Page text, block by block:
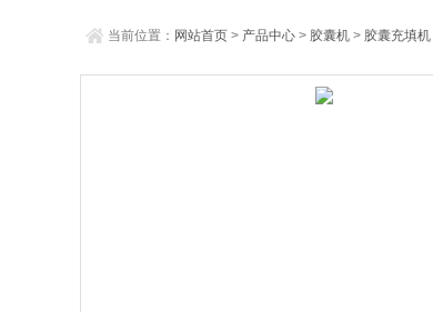
当前位置： 网站首页 > 产品中心 > 胶囊机 > 胶囊充填机